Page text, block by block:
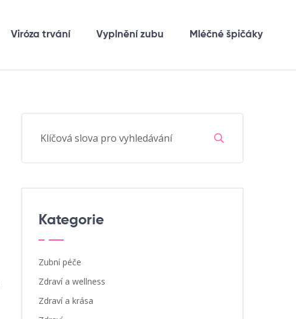
Viróza trvání Vyplnění zubu Mléčné špičáky
Kategorie
Zubní péče
Zdraví a wellness
Zdraví a krása